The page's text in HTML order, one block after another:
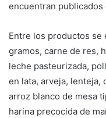
encuentran publicados
Entre los productos se
gramos, carne de res,
leche pasteurizada,
en lata, arveja, lenteja,
arroz blanco de mesa
harina precocida de